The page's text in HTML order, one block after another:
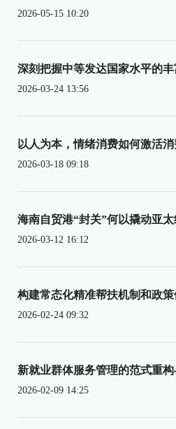
2026-05-15 10:20
深刻把握中等发达国家水平的
2026-03-24 13:56
以人为本，情绪消费如何激活
2026-03-18 09:18
海南自贸港“封关”何以撬动亚
2026-03-12 16:12
构建常态化精准帮扶机制和政
2026-02-24 09:32
新就业群体服务管理的范式重
2026-02-09 14:25